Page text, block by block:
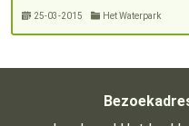
25-03-2015 Het Waterpark